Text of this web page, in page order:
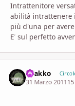
Intrattenitore
abilità intrattenere
più d'una per
E' sul perfetto
Byakko
31 Marzo 2011